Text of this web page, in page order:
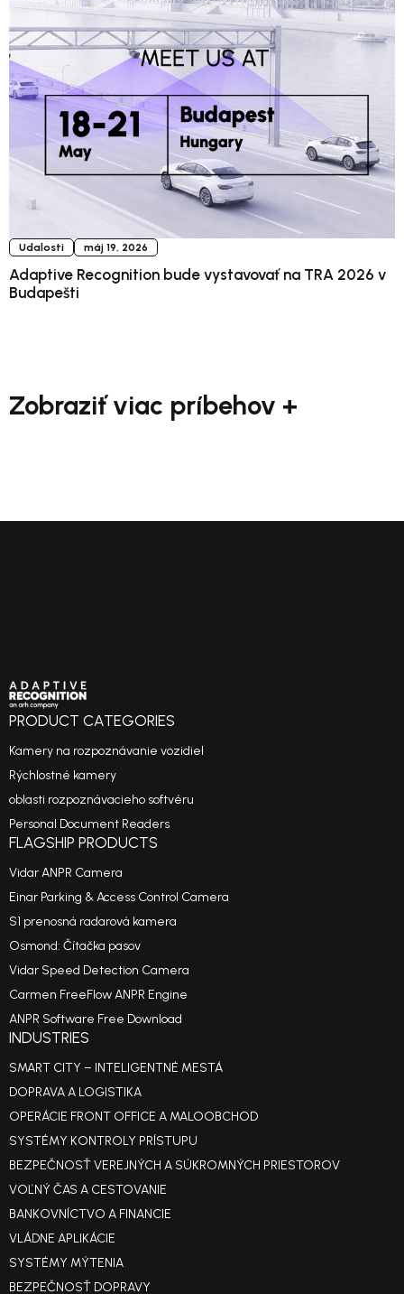
Udalosti máj 19, 2026
Adaptive Recognition bude vystavovať na TRA 2026 v
Budapešti
Zobraziť viac príbehov +
PRODUCT CATEGORIES
Kamery na rozpoznávanie vozidiel
Rýchlostné kamery
oblasti rozpoznávacieho softvéru
Personal Document Readers
FLAGSHIP PRODUCTS
Vidar ANPR Camera
Einar Parking & Access Control Camera
S1 prenosná radarová kamera
Osmond: Čítačka pasov
Vidar Speed Detection Camera
Carmen FreeFlow ANPR Engine
ANPR Software Free Download
INDUSTRIES
SMART CITY – INTELIGENTNÉ MESTÁ
DOPRAVA A LOGISTIKA
OPERÁCIE FRONT OFFICE A MALOOBCHOD
SYSTÉMY KONTROLY PRÍSTUPU
BEZPEČNOSŤ VEREJNÝCH A SÚKROMNÝCH PRIESTOROV
VOĽNÝ ČAS A CESTOVANIE
BANKOVNÍCTVO A FINANCIE
VLÁDNE APLIKÁCIE
SYSTÉMY MÝTENIA
BEZPEČNOSŤ DOPRAVY